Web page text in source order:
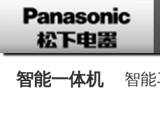
智能一体机 智